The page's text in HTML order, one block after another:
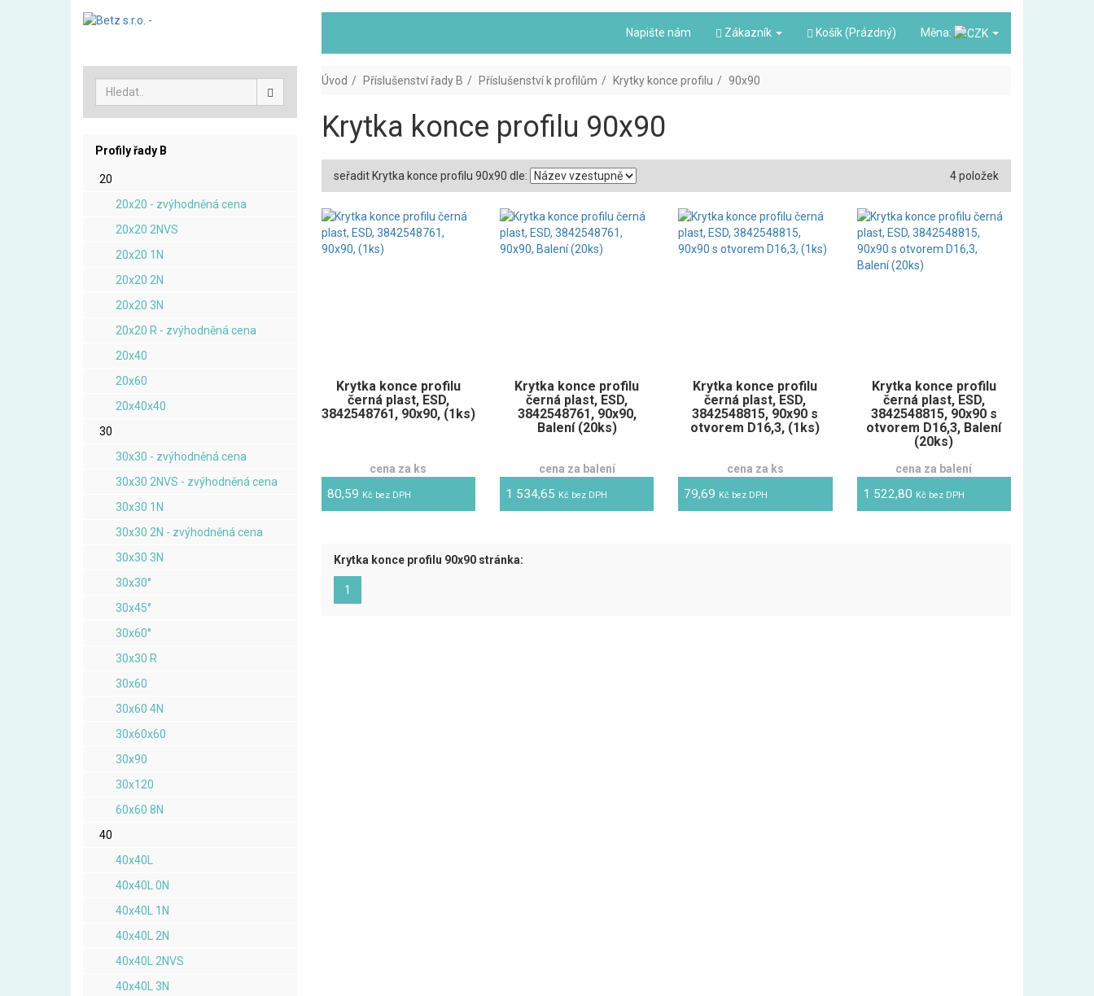
Napište nám Zákazník Košík (Prázdný) Měna:
Profily řady B
20
20x20 - zvýhodněná cena
20x20 2NVS
20x20 1N
20x20 2N
20x20 3N
20x20 R - zvýhodněná cena
20x40
20x60
20x40x40
30
30x30 - zvýhodněná cena
30x30 2NVS - zvýhodněná cena
30x30 1N
30x30 2N - zvýhodněná cena
30x30 3N
30x30°
30x45°
30x60°
30x30 R
30x60
30x60 4N
30x60x60
30x90
30x120
60x60 8N
40
40x40L
40x40L 0N
40x40L 1N
40x40L 2N
40x40L 2NVS
40x40L 3N
Úvod Příslušenství řady B Příslušenství k profilům Krytky konce profilu 90x90
Krytka konce profilu 90x90
seřadit Krytka konce profilu 90x90 dle: 4 položek
Krytka konce profilu
černá plast, ESD,
3842548761, 90x90, (1ks)
cena za ks
80,59 Kč bez DPH
Krytka konce profilu
černá plast, ESD,
3842548761, 90x90,
Balení (20ks)
cena za balení
1 534,65 Kč bez DPH
Krytka konce profilu
černá plast, ESD,
3842548815, 90x90 s
otvorem D16,3, (1ks)
cena za ks
79,69 Kč bez DPH
Krytka konce profilu
černá plast, ESD,
3842548815, 90x90 s
otvorem D16,3, Balení
(20ks)
cena za balení
1 522,80 Kč bez DPH
Krytka konce profilu 90x90 stránka:
1